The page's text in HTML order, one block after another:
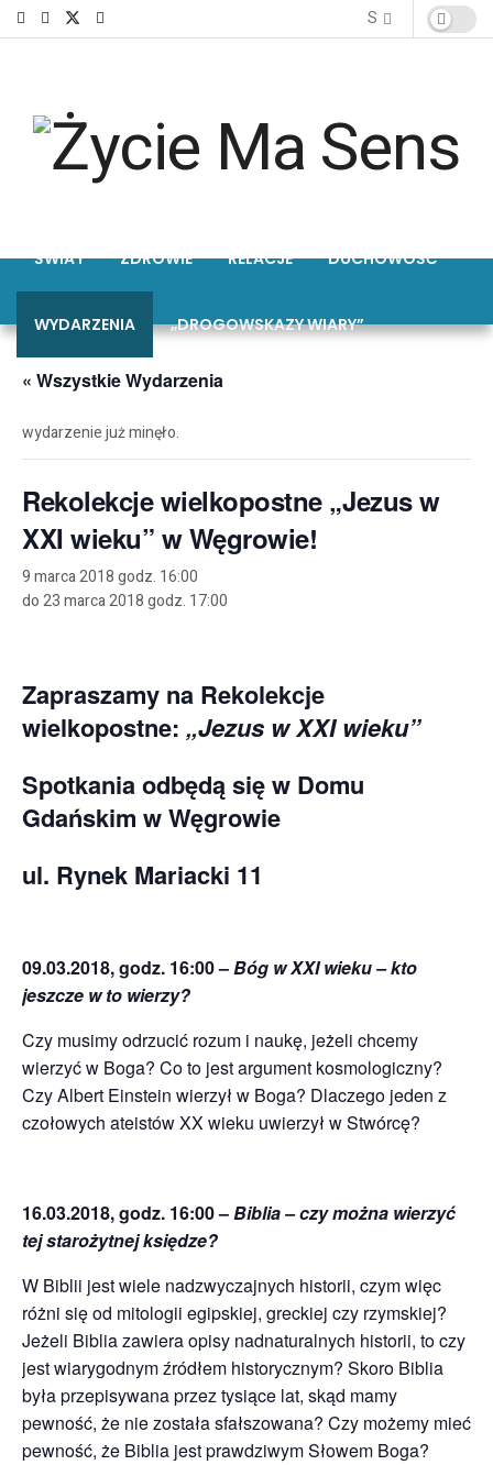
ŚWIAT ZDROWIE RELACJE DUCHOWOŚĆ
WYDARZENIA „DROGOWSKAZY WIARY”
« Wszystkie Wydarzenia
wydarzenie już minęło.
Rekolekcje wielkopostne „Jezus w
XXI wieku” w Węgrowie!
9 marca 2018 godz. 16:00
do23 marca 2018 godz. 17:00
Zapraszamy na Rekolekcje
wielkopostne: „Jezus w XXI wieku”
Spotkania odbędą się w Domu
Gdańskim w Węgrowie
ul. Rynek Mariacki 11
09.03.2018, godz. 16:00 –Bóg w XXI wieku – kto
jeszcze w to wierzy?
Czy musimy odrzucić rozum i naukę, jeżeli chcemy
wierzyć w Boga? Co to jest argument kosmologiczny?
Czy Albert Einstein wierzył w Boga? Dlaczego jeden z
czołowych ateistów XX wieku uwierzył w Stwórcę?
16.03.2018, godz. 16:00 –Biblia – czy można wierzyć
tej starożytnej księdze?
W Biblii jest wiele nadzwyczajnych historii, czym więc
różni się od mitologii egipskiej, greckiej czy rzymskiej?
Jeżeli Biblia zawiera opisy nadnaturalnych historii, to czy
jest wiarygodnym źródłem historycznym? Skoro Biblia
była przepisywana przez tysiące lat, skąd mamy
pewność, że nie została sfałszowana? Czy możemy mieć
pewność, że Biblia jest prawdziwym Słowem Boga?